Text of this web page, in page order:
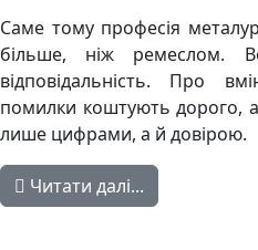
Саме тому професія
більше, ніж ремеслом.
відповідальність. Про
помилки коштують дорого,
лише цифрами, а й довірою.
Читати далі...